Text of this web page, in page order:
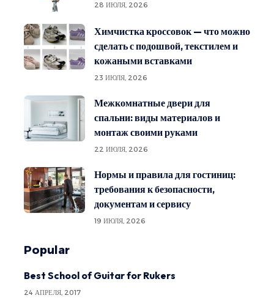
28 ИЮЛЯ, 2026
Химчистка кроссовок — что можно
сделать с подошвой, текстилем и
кожаными вставками
23 ИЮЛЯ, 2026
Межкомнатные двери для
спальни: виды материалов и
монтаж своими руками
22 ИЮЛЯ, 2026
Нормы и правила для гостиниц:
требования к безопасности,
документам и сервису
19 ИЮЛЯ, 2026
Popular
Best School of Guitar for Rukers
24 АПРЕЛЯ, 2017